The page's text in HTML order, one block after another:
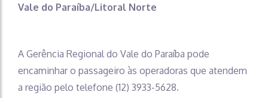
Vale do Paraíba/Litoral Norte
A Gerência Regional do Vale do Paraíba pode
encaminhar o passageiro às operadoras que atendem
a região pelo telefone (12) 3933-5628.